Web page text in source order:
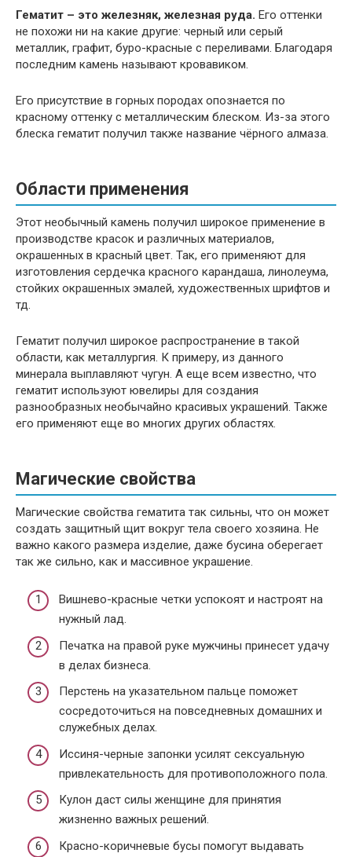
Гематит – это железняк, железная руда. Его оттенки
не похожи ни на какие другие: черный или серый
металлик, графит, буро-красные с переливами. Благодаря
последним камень называют кровавиком.
Его присутствие в горных породах опознается по
красному оттенку с металлическим блеском. Из-за этого
блеска гематит получил также название чёрного алмаза.
Области применения
Этот необычный камень получил широкое применение в
производстве красок и различных материалов,
окрашенных в красный цвет. Так, его применяют для
изготовления сердечка красного карандаша, линолеума,
стойких окрашенных эмалей, художественных шрифтов и
тд.
Гематит получил широкое распространение в такой
области, как металлургия. К примеру, из данного
минерала выплавляют чугун. А еще всем известно, что
гематит используют ювелиры для создания
разнообразных необычайно красивых украшений. Также
его применяют еще во многих других областях.
Магические свойства
Магические свойства гематита так сильны, что он может
создать защитный щит вокруг тела своего хозяина. Не
важно какого размера изделие, даже бусина оберегает
так же сильно, как и массивное украшение.
Вишнево-красные четки успокоят и настроят на
нужный лад.
Печатка на правой руке мужчины принесет удачу
в делах бизнеса.
Перстень на указательном пальце поможет
сосредоточиться на повседневных домашних и
служебных делах.
Иссиня-черные запонки усилят сексуальную
привлекательность для противоположного пола.
Кулон даст силы женщине для принятия
жизненно важных решений.
Красно-коричневые бусы помогут выдавать